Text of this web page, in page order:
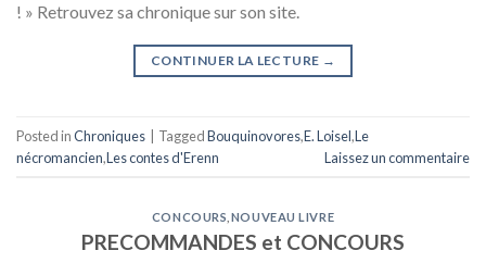
! » Retrouvez sa chronique sur son site.
CONTINUER LA LECTURE →
Posted inChroniques | TaggedBouquinovores,E. Loisel,Le
nécromancien,Les contes d'Erenn Laissez un commentaire
CONCOURS NOUVEAU LIVRE
PRECOMMANDES et CONCOURS